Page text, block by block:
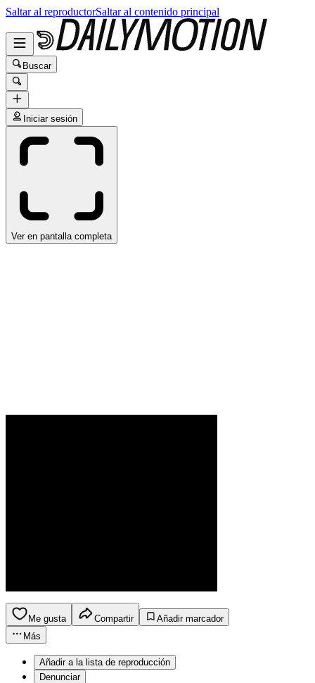
Saltar al reproductorSaltar al contenido principal
Buscar
Iniciar sesión
Ver en pantalla completa
Me gusta Compartir
Añadir marcador
Más
Añadir a la lista de reproducción
Denunciar